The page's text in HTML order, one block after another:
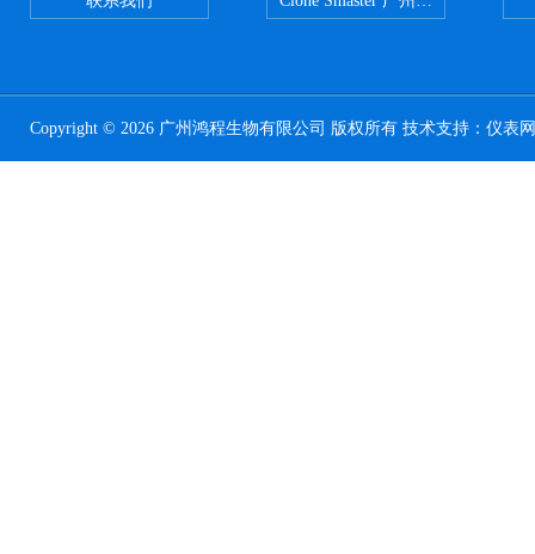
Copyright © 2026 广州鸿程生物有限公司 版权所有 技术支持： 仪表网